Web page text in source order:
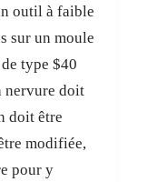
outil à faible
sur un moule
type $40
nervure doit
doit être
modifiée,
pour y